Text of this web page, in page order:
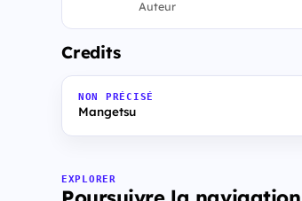
Auteur
Credits
NON PRÉCISÉ
Mangetsu
EXPLORER